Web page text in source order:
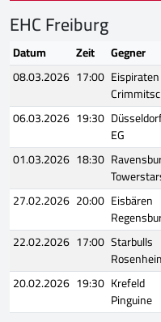
EHC Freiburg
Datum Zeit Gegner
08.03.2026 17:00 Eispiraten
06.03.2026 19:30
EG
01.03.2026 18:30
27.02.2026 20:00 Eisbären
22.02.2026 17:00 Starbulls
20.02.2026 19:30 Krefeld
Pinguine